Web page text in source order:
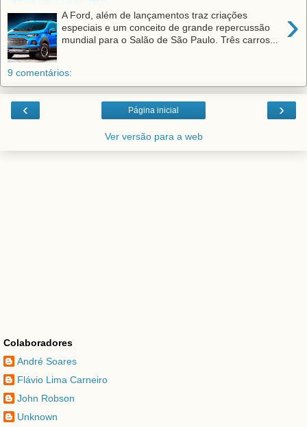
›
A Ford, além de lançamentos traz criações
especiais e um conceito de grande repercussão
mundial para o Salão de São Paulo. Três carros...
9 comentários:
‹ ›
Página inicial
Ver versão para a web
Colaboradores
André Soares
Flávio Lima Carneiro
John Robson
Unknown